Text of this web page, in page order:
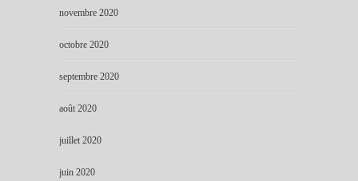
novembre 2020
octobre 2020
septembre 2020
août 2020
juillet 2020
juin 2020